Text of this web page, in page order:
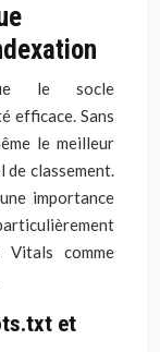
le socle
efficace. Sans
le meilleur
classement.
importance
Vitals comme
et